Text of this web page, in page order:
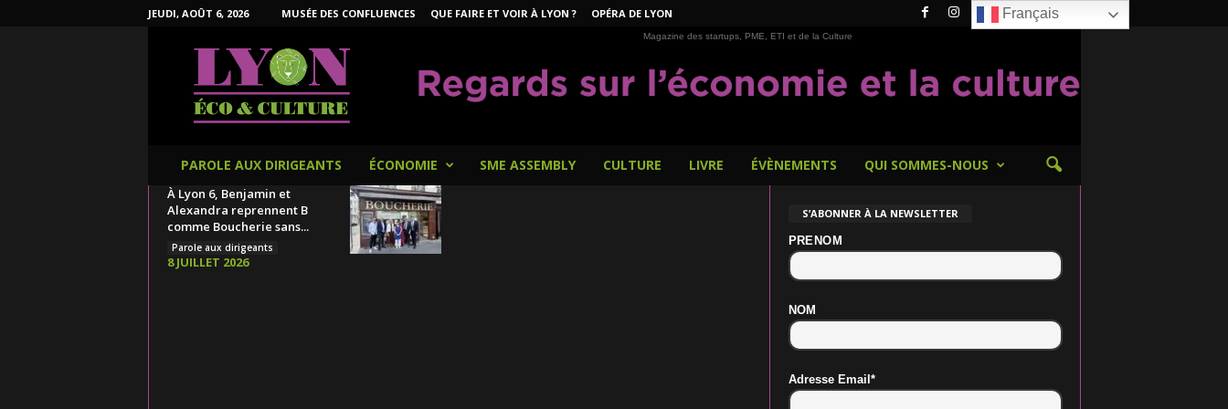
JEUDI, AOÛT 6, 2026 MUSÉE DES CONFLUENCES QUE FAIRE ET VOIR À LYON ? OPÉRA DE LYON
Magazine des startups, PME, ETI et de la Culture
PAROLE AUX DIRIGEANTS ÉCONOMIE SME ASSEMBLY CULTURE LIVRE ÉVÈNEMENTS QUI SOMMES-NOUS
À Lyon 6, Benjamin et
Alexandra reprennent B
comme Boucherie sans...
Parole aux dirigeants
8 JUILLET 2026
S’ABONNER À LA NEWSLETTER
PRENOM
NOM
Adresse Email*
Français